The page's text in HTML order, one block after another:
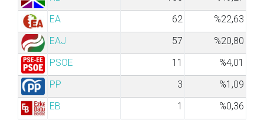
EA
62
%22,63
EAJ
57
%20,80
PSOE
11
%4,01
PP
3
%1,09
EB
1 %0,36